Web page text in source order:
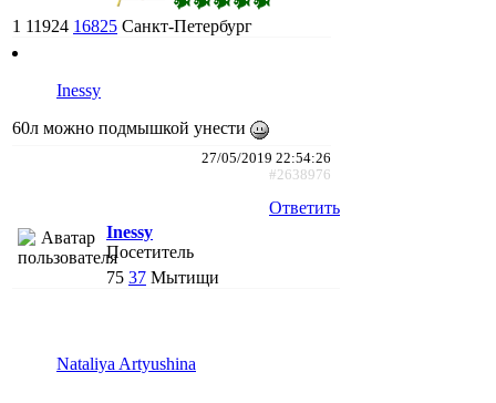
1 11924 16825 Санкт-Петербург
Inessy
60л можно подмышкой унести
27/05/2019 22:54:26
#2638976
Ответить
Inessy
Посетитель
75 37 Мытищи
Nataliya Artyushina